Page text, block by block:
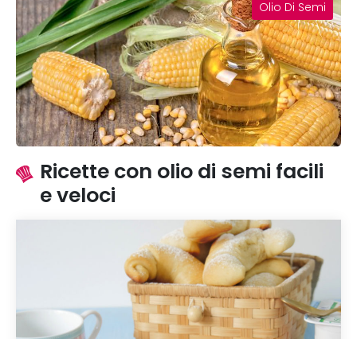
Olio Di Semi
Ricette con olio di semi facili
e veloci